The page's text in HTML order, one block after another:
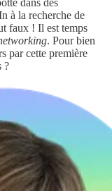
à la recherche de
faux ! Il est temps
. Pour bien
par cette première
?